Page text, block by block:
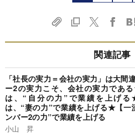
関連記事
「社長の実力＝会社の実力」は大間
ー2の実力こそ、会社の実力であ
は、“自分の力”で業績を上げる
は、“妻の力”で業績を上げる★【一
ンバー2の力”で業績を上げる
小山 昇